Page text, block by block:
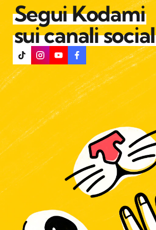
Segui Kodami
sui canali social